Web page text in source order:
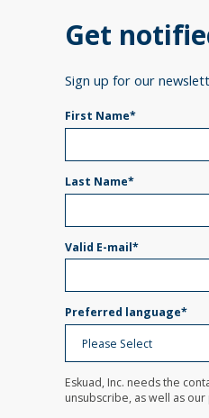
Get
Sign up for our
First Name*
Last Name*
Valid E-mail*
Preferred language*
Eskuad, Inc. needs the
unsubscribe, as well as